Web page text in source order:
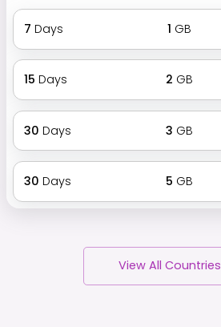
7 Days 1 GB
15 Days 2 GB
30 Days 3 GB
30 Days 5 GB
View All Countries